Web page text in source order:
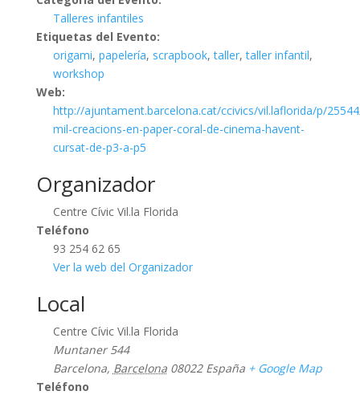
Talleres infantiles
Etiquetas del Evento:
origami, papelería, scrapbook,taller,taller infantil,
workshop
Web:
http://ajuntament.barcelona.cat/ccivics/vil.laflorida/p/
mil-creacions-en-paper-coral-de-cinema-havent-
cursat-de-p3-a-p5
Organizador
Centre Cívic Vil.la Florida
Teléfono
93 254 62 65
Ver la web del Organizador
Local
Centre Cívic Vil.la Florida
Muntaner 544
Barcelona, Barcelona 08022 España + Google Map
Teléfono